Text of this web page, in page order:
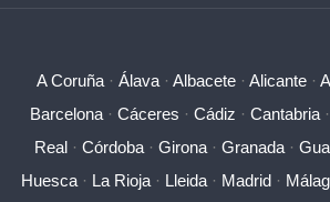
A Coruña · Álava · Albacete · Alicante ·
Barcelona· Cáceres · Cádiz · Cantabria·
Real · Córdoba · Girona · Granada ·
Huesca· La Rioja· Lleida· Madrid·